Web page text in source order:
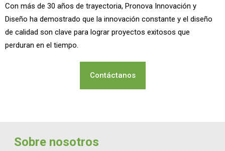
Con más de 30 años de trayectoria, Pronova Innovación y
Diseño ha demostrado que la innovación constante y el diseño
de calidad son clave para lograr proyectos exitosos que
perduran en el tiempo.
Contáctanos
Sobre nosotros